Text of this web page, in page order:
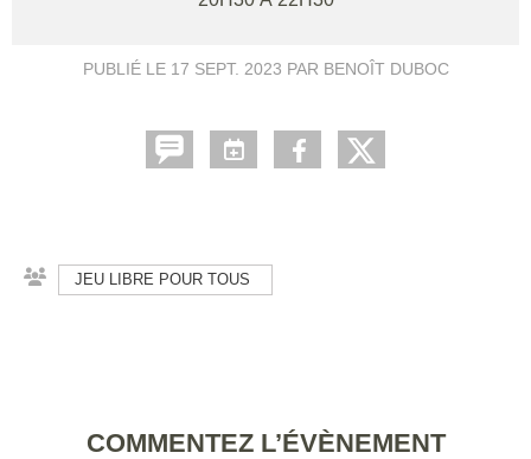
PUBLIÉ LE 17 SEPT. 2023 PAR BENOÎT DUBOC
JEU LIBRE POUR TOUS
COMMENTEZ L’ÉVÈNEMENT